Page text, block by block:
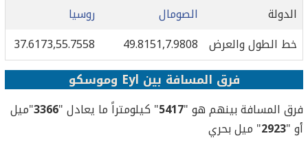
الدولة
الصومال
روسيا
خط الطول والعرض 49.8151,7.9808
37.6173,55.7558
فرق المسافة بين Eyl وموسكو
فرق المسافة بينهم هو "5417" كيلومتراً ما يعادل "3366"ميل
أو "2923" ميل بحري